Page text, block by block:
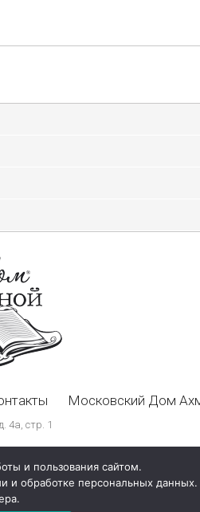
Московский Дом
4а, стр. 1
и пользования сайтом.
и обработке персональных